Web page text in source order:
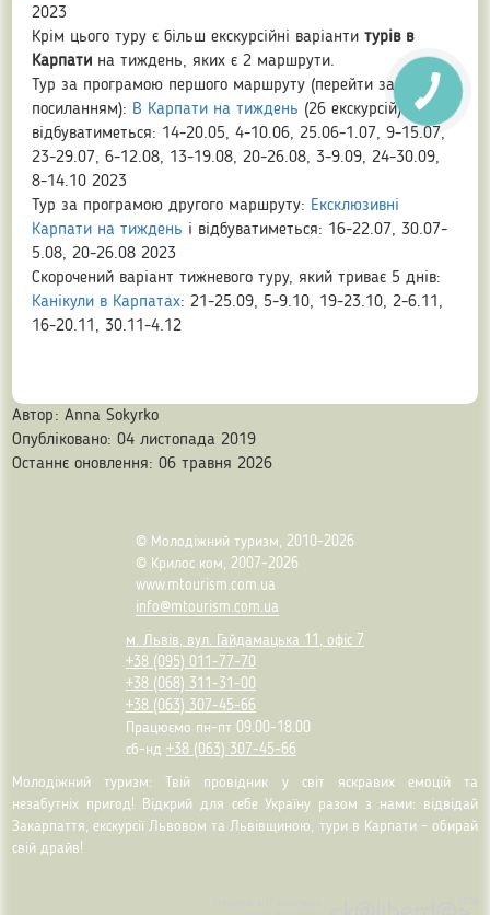
2023
Крім цього туру є більш екскурсійні варіантитурів в
Карпати на тиждень, яких є 2 маршрути.
Тур за програмою першого маршруту (перейти за
посиланням): В Карпати на тиждень (26 екскурсій) і
відбуватиметься: 14-20.05, 4-10.06, 25.06-1.07, 9-15.07,
23-29.07, 6-12.08, 13-19.08, 20-26.08, 3-9.09, 24-30.09,
8-14.10 2023
Тур за програмою другого маршруту: Ексклюзивні
Карпати на тиждень і відбуватиметься: 16-22.07, 30.07-
5.08, 20-26.08 2023
Скорочений варіант тижневого туру, який триває 5 днів:
Канікули в Карпатах: 21-25.09, 5-9.10, 19-23.10, 2-6.11,
16-20.11, 30.11-4.12
Автор:Anna Sokyrko
Опубліковано: 04 листопада 2019
Останнє оновлення: 06 травня 2026
© Молодіжний туризм, 2010-2026
© Крилос ком, 2007-2026
www.mtourism.com.ua
info@mtourism.com.ua
м. Львів, вул. Гайдамацька 11, офіс 7
+38 (095) 011-77-70
+38 (068) 311-31-00
+38 (063) 307-45-66
Працюємо пн-пт 09.00-18.00
сб-нд +38 (063) 307-45-66
Молодіжний туризм: Твій провідник у світ яскравих емоцій та
незабутніх пригод! Відкрий для себе Україну разом з нами: відвідай
Закарпаття, екскурсії Львовом та Львівщиною, тури в Карпати – обирай
свій драйв!